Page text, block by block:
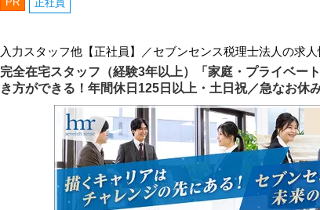
正社員
入力スタッフ他【正社員】／セブンセンス税理士法人の求人
完全在宅スタッフ（経験3年以上）「家庭・プライベー
き方ができる！年間休日125日以上・土日祝／急なお休